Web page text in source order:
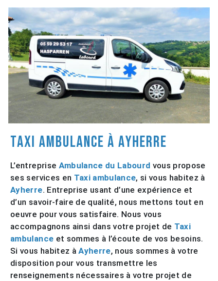
Taxi ambulance à Ayherre
L’entreprise Ambulance du Labourd vous propose
ses services en Taxi ambulance, si vous habitez à
Ayherre. Entreprise usant d’une expérience et
d’un savoir-faire de qualité, nous mettons tout en
oeuvre pour vous satisfaire. Nous vous
accompagnons ainsi dans votre projet de Taxi
ambulance et sommes à l’écoute de vos besoins.
Si vous habitez àAyherre, nous sommes à votre
disposition pour vous transmettre les
renseignements nécessaires à votre projet de